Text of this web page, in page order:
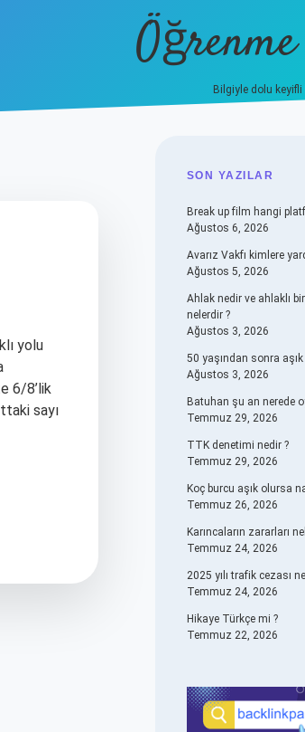
Bilgiyle dolu keyifli
yolu
6/8’lik
sayı
SON YAZILAR
Break up film hangi
Ağustos 6, 2026
Avarız Vakfı kimlere
Ağustos 5, 2026
Ahlak nedir ve ahlaklı
nelerdir ?
Ağustos 3, 2026
50 yaşından sonra
Ağustos 3, 2026
Batuhan şu an nerede
Temmuz 29, 2026
TTK denetimi nedir ?
Temmuz 29, 2026
Koç burcu aşık olursa
Temmuz 26, 2026
Karıncaların zararları
Temmuz 24, 2026
2025 yılı trafik cezası
Temmuz 24, 2026
Hikaye Türkçe mi ?
Temmuz 22, 2026